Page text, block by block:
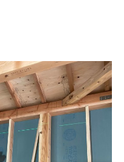
ブログ